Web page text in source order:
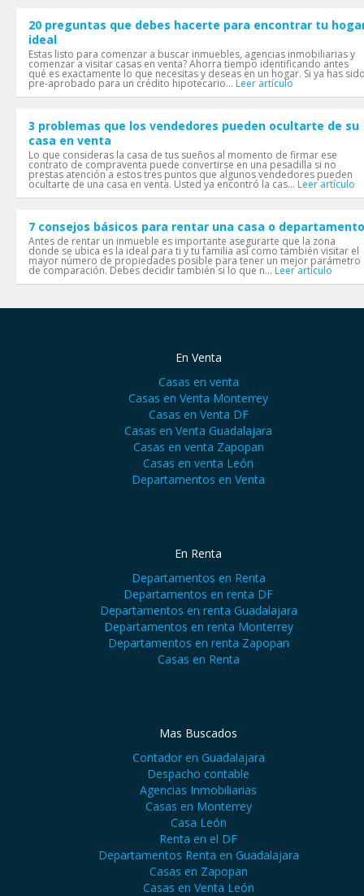
20 preguntas que debes hacerte para encontrar tu
ideal
Estas listo para comenzar a buscar inmuebles, agencias inmobiliarias y
comenzar a visitar casas en venta? Ahorra tiempo identificando antes
qué es exactamente lo que necesitas y deseas en un hogar. Si ya has
pre-aprobado para un crédito hipotecario... Leer artículo
3 problemas que los vendedores pueden ocultarte de su
casa en venta
Lo que consideras la casa de tus sueños al momento de firmar ese
contrato de compraventa puede convertirse en una pesadilla si no
prestas atención a estos tres puntos que algunos vendedores pueden
ocultarte de una casa en venta. Usted ya encontró la cas... Leer artículo
7 consejos básicos para rentar una casa o departamento
Antes de rentar un inmueble es importante asegurarte que la zona
donde se ubica es la ideal para ti y tu familia así como también visitar el
mayor número de propiedades posible para tener un mejor parámetro
de comparación. Debes decidir también si lo que n... Leer artículo
En Venta
Casas en venta
Casas en Venta Monterrey
Casas en Venta DF
Casas en Venta Guadalajara
Casas en venta Zapopan
Casas en venta León
Departamentos en Venta
En Renta
Departamentos en Renta
Departamentos en renta DF
Departamentos en renta Guadalajara
Departamentos en renta Monterrey
Departamentos en renta Zapopan
Casas en Renta
Mas Buscados
Contador en Guadalajara
Despacho contable
Agencias Inmobiliarias
Casas en Monterrey
Casa León
Renta en el DF
Departamentos Renta en Guadalajara
Casas en Zapopan
Casas en Venta León